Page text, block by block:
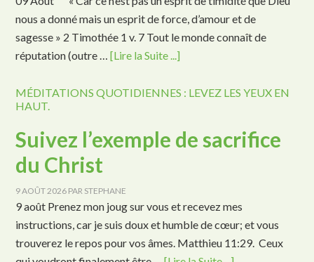
nous a donné mais un esprit de force, d’amour et de
sagesse » 2 Timothée 1 v. 7 Tout le monde connaît de
réputation (outre …[Lire la Suite ...]
MÉDITATIONS QUOTIDIENNES : LEVEZ LES YEUX EN
HAUT.
Suivez l’exemple de sacrifice
du Christ
9 AOÛT 2026 PAR STEPHANE
9 août Prenez mon joug sur vous et recevez mes
instructions, car je suis doux et humble de cœur; et vous
trouverez le repos pour vos âmes. Matthieu 11:29. Ceux